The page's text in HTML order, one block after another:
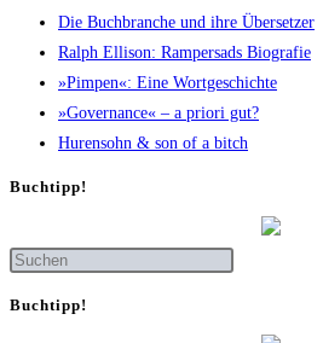
Die Buch­bran­che und ihre Übersetzer
Ralph Elli­son: Ram­pers­ads Biografie
»Pim­pen«: Eine Wortgeschichte
»Gover­nan­ce« – a prio­ri gut?
Huren­sohn & son of a bitch
Buch­tipp!
Buch­tipp!